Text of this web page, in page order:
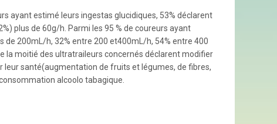
ayant estimé leurs ingestas glucidiques, 53% déclarent
plus de 60g/h. Parmi les 95 % de coureurs ayant
200mL/h, 32% entre 200 et400mL/h, 54% entre 400
la moitié des ultratraileurs concernés déclarent modifier
santé(augmentation de fruits et légumes, de fibres,
alcoolo tabagique.